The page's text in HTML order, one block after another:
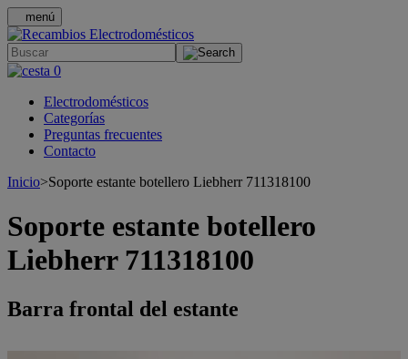
menú
0
Electrodomésticos
Categorías
Preguntas frecuentes
Contacto
Inicio>Soporte estante botellero Liebherr 711318100
Soporte estante botellero
Liebherr 711318100
Barra frontal del estante